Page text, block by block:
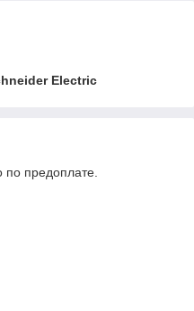
Electric
по предоплате.